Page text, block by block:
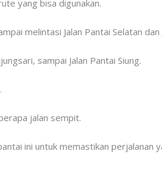
yang bisa digunakan.
melintasi Jalan Pantai Selatan dan
sampai Jalan Pantai Siung.
jalan sempit.
ini untuk memastikan perjalanan